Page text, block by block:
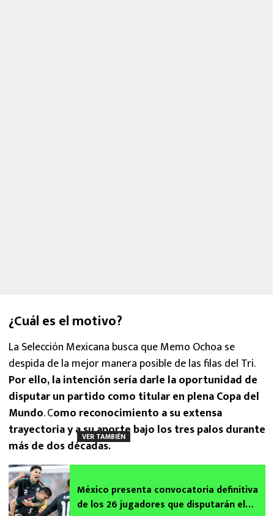
¿Cuál es el motivo?
La Selección Mexicana busca que Memo Ochoa se
despida de la mejor manera posible de las filas del Tri.
Por ello, la intención sería darle la oportunidad de
disputar un partido como titular en plena Copa del
Mundo. Como reconocimiento a su extensa
trayectoria y a su aporte bajo los tres palos durante
más de dos décadas.
VER TAMBIÉN
México presenta convocatoria definitiva
de los 26 jugadores que disputarán el